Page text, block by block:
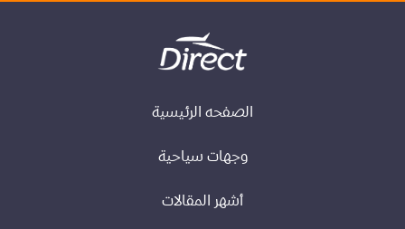
الصفحه الرئيسية
وجهات سياحية
أشهر المقالات